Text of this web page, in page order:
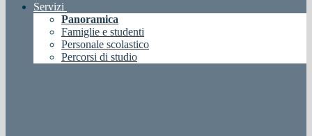
Servizi
Panoramica
Famiglie e studenti
Personale scolastico
Percorsi di studio